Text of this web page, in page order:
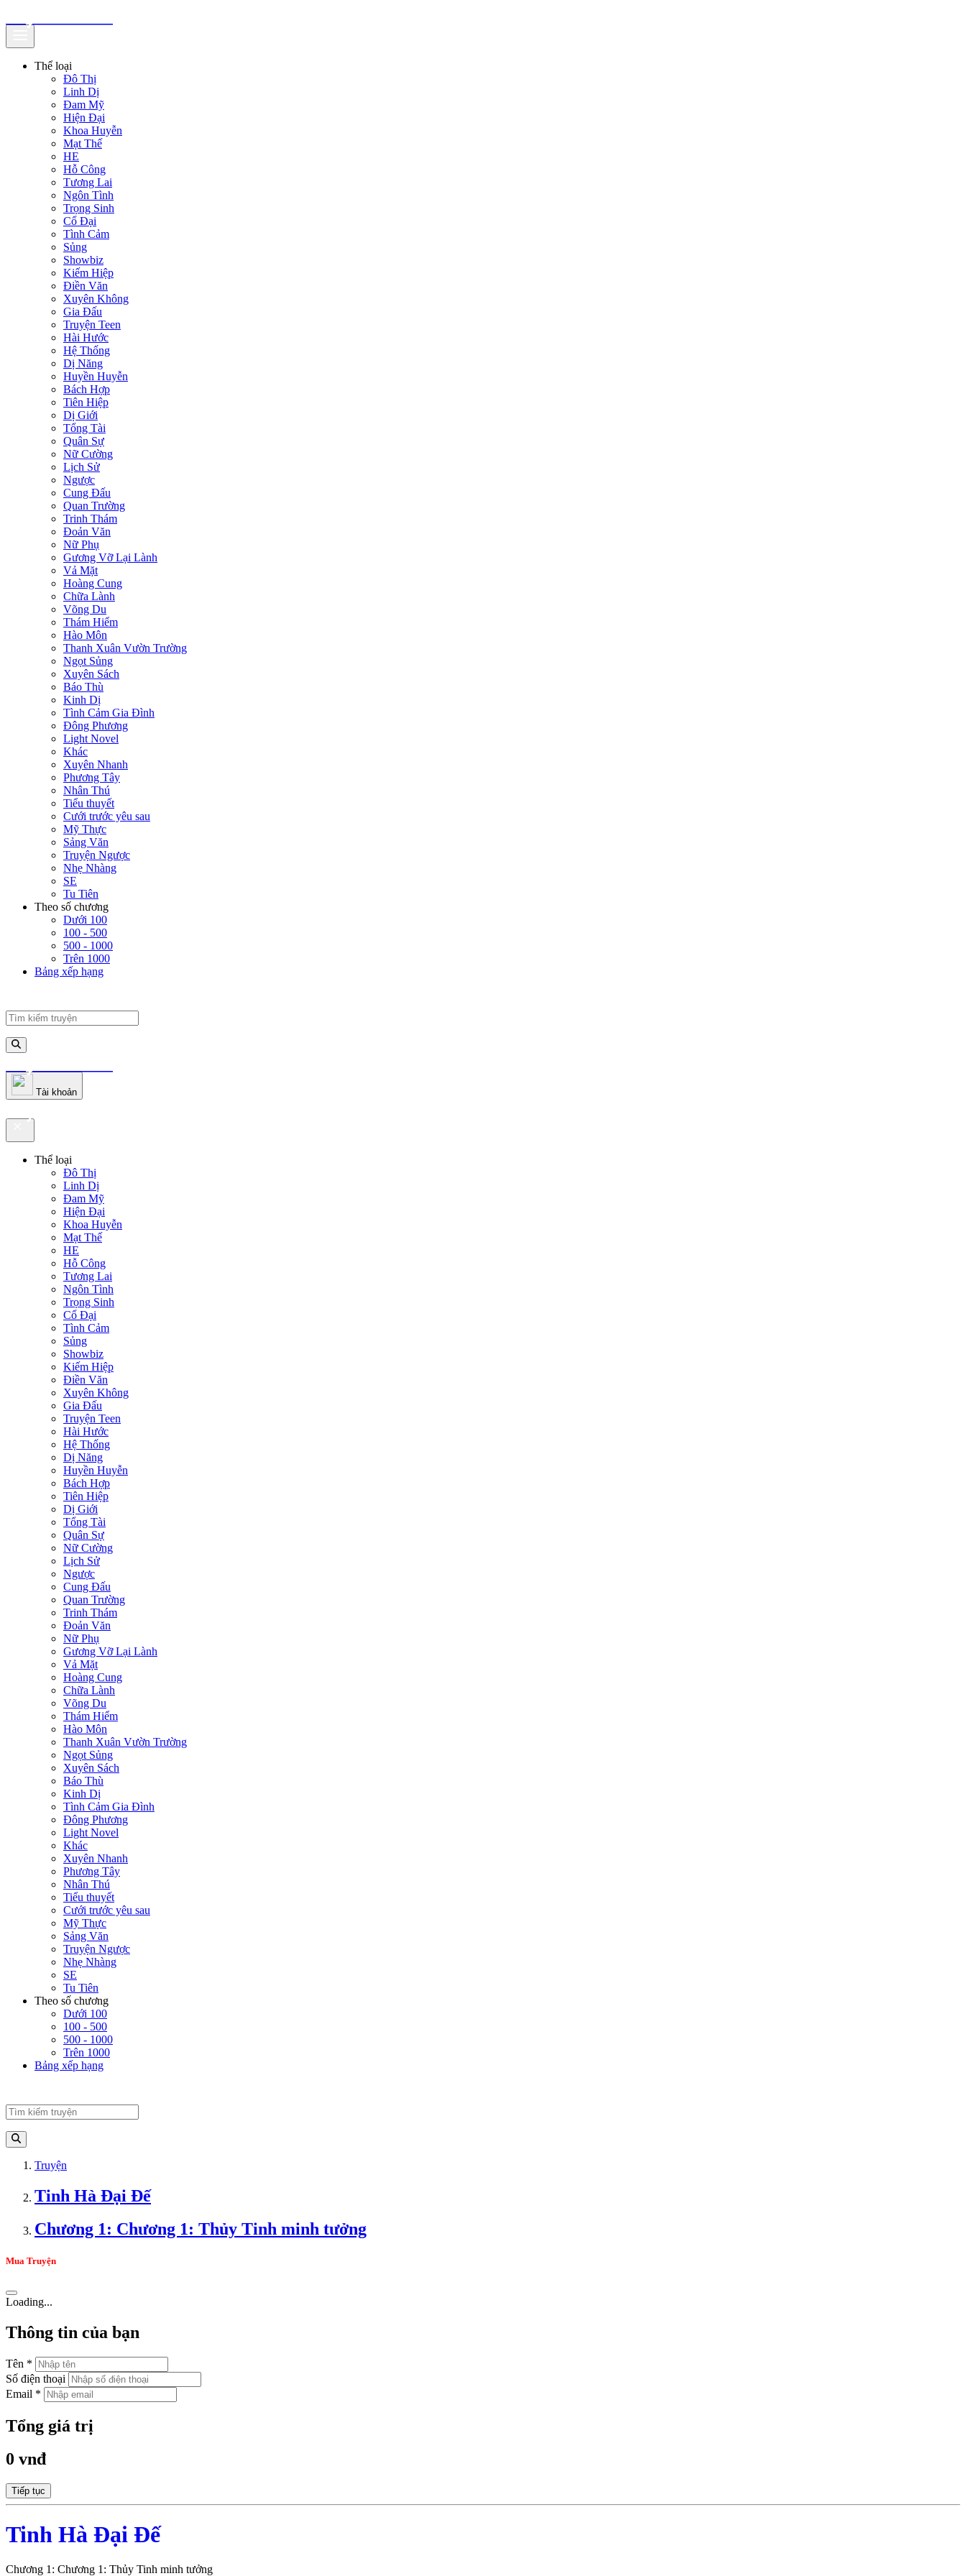
Thể loại
Đô Thị
Linh Dị
Đam Mỹ
Hiện Đại
Khoa Huyễn
Mạt Thế
HE
Hỗ Công
Tương Lai
Ngôn Tình
Trọng Sinh
Cổ Đại
Tình Cảm
Sủng
Showbiz
Kiếm Hiệp
Điền Văn
Xuyên Không
Gia Đấu
Truyện Teen
Hài Hước
Hệ Thống
Dị Năng
Huyền Huyễn
Bách Hợp
Tiên Hiệp
Dị Giới
Tổng Tài
Quân Sự
Nữ Cường
Lịch Sử
Ngược
Cung Đấu
Quan Trường
Trinh Thám
Đoản Văn
Nữ Phụ
Gương Vỡ Lại Lành
Vả Mặt
Hoàng Cung
Chữa Lành
Võng Du
Thám Hiểm
Hào Môn
Thanh Xuân Vườn Trường
Ngọt Sủng
Xuyên Sách
Báo Thù
Kinh Dị
Tình Cảm Gia Đình
Đông Phương
Light Novel
Khác
Xuyên Nhanh
Phương Tây
Nhân Thú
Tiểu thuyết
Cưới trước yêu sau
Mỹ Thực
Sảng Văn
Truyện Ngược
Nhẹ Nhàng
SE
Tu Tiên
Theo số chương
Dưới 100
100 - 500
500 - 1000
Trên 1000
Bảng xếp hạng
truyenfullz.com
Tài khoản
truyenfullz.com
Thể loại
Đô Thị
Linh Dị
Đam Mỹ
Hiện Đại
Khoa Huyễn
Mạt Thế
HE
Hỗ Công
Tương Lai
Ngôn Tình
Trọng Sinh
Cổ Đại
Tình Cảm
Sủng
Showbiz
Kiếm Hiệp
Điền Văn
Xuyên Không
Gia Đấu
Truyện Teen
Hài Hước
Hệ Thống
Dị Năng
Huyền Huyễn
Bách Hợp
Tiên Hiệp
Dị Giới
Tổng Tài
Quân Sự
Nữ Cường
Lịch Sử
Ngược
Cung Đấu
Quan Trường
Trinh Thám
Đoản Văn
Nữ Phụ
Gương Vỡ Lại Lành
Vả Mặt
Hoàng Cung
Chữa Lành
Võng Du
Thám Hiểm
Hào Môn
Thanh Xuân Vườn Trường
Ngọt Sủng
Xuyên Sách
Báo Thù
Kinh Dị
Tình Cảm Gia Đình
Đông Phương
Light Novel
Khác
Xuyên Nhanh
Phương Tây
Nhân Thú
Tiểu thuyết
Cưới trước yêu sau
Mỹ Thực
Sảng Văn
Truyện Ngược
Nhẹ Nhàng
SE
Tu Tiên
Theo số chương
Dưới 100
100 - 500
500 - 1000
Trên 1000
Bảng xếp hạng
Truyện
Tinh Hà Đại Đế
Chương 1: Chương 1: Thủy Tinh minh tưởng
Mua Truyện
Loading...
Thông tin của bạn
Tên *
Số điện thoại
Email *
Tổng giá trị
0 vnđ
Tiếp tục
Tinh Hà Đại Đế
Chương 1: Chương 1: Thủy Tinh minh tưởng